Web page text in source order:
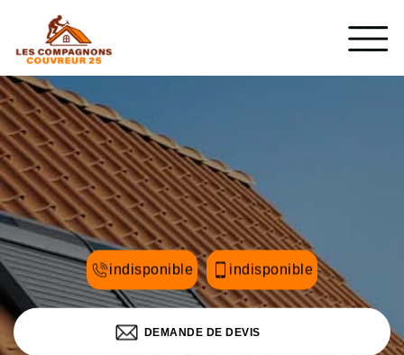
indisponible indisponible
DEMANDE DE DEVIS